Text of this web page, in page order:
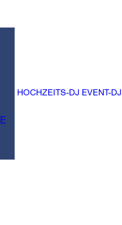
HOCHZEITS-DJ EVENT-DJ